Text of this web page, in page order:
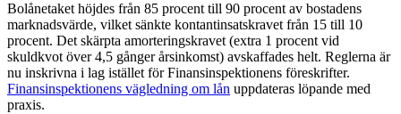
Bolånetaket höjdes från 85 procent till 90 procent av bostadens
marknadsvärde, vilket sänkte kontantinsatskravet från 15 till 10
procent. Det skärpta amorteringskravet (extra 1 procent vid
skuldkvot över 4,5 gånger årsinkomst) avskaffades helt. Reglerna är
nu inskrivna i lag istället för Finansinspektionens föreskrifter.
Finansinspektionens vägledning om lån uppdateras löpande med
praxis.